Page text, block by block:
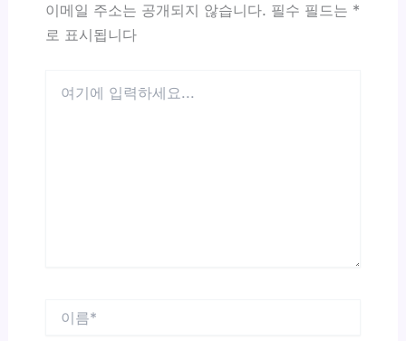
이메일 주소는 공개되지 않습니다. 필수 필드는 *
로 표시됩니다